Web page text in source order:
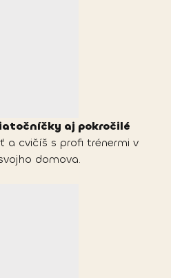
aj pokročilé
a cvičíš s profi trénermi v
domova.